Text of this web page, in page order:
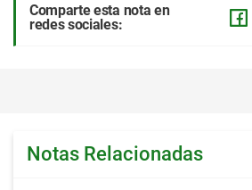
Comparte esta nota en
redes sociales:
Notas Relacionadas